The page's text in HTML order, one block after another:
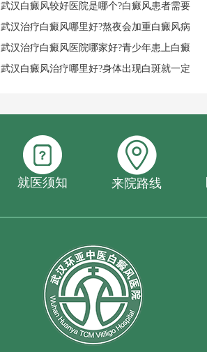
武汉白癜风较好医院是哪个?白癜风患者需要
武汉治疗白癜风哪里好?熬夜会加重白癜风病
武汉治疗白癜风医院哪家好?青少年患上白癜
武汉白癜风治疗哪里好?身体出现白斑就一定
就医须知 来院路线